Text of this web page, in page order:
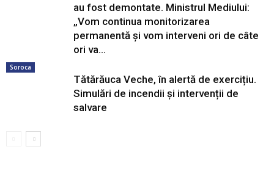
au fost demontate. Ministrul Mediului:
„Vom continua monitorizarea
permanentă și vom interveni ori de câte
ori va...
Soroca
Tătărăuca Veche, în alertă de exercițiu.
Simulări de incendii și intervenții de
salvare